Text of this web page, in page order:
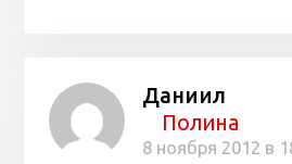
Даниил
Полина
8 ноября 2012 в